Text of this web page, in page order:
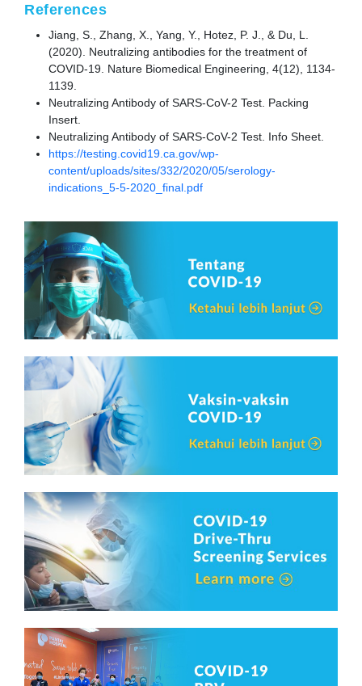
Untuk mengidentifikasi individu dengan
paparan di masa lalu.
References
Jiang, S., Zhang, X., Yang, Y., Hotez, P. J., & Du, L.
(2020). Neutralizing antibodies for the treatment of
COVID-19. Nature Biomedical Engineering, 4(12), 1134-
1139.
Neutralizing Antibody of SARS-CoV-2 Test. Packing
Insert.
Neutralizing Antibody of SARS-CoV-2 Test. Info Sheet.
https://testing.covid19.ca.gov/wp-
content/uploads/sites/332/2020/05/serology-
indications_5-5-2020_final.pdf